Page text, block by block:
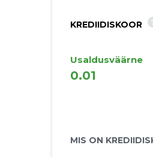
KREDIIDISKOOR
Usaldusväärne
0.01
MIS ON